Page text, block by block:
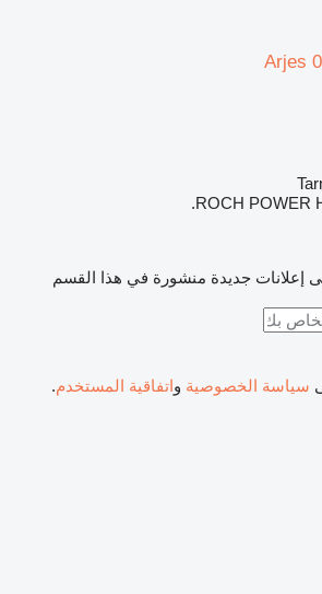
ROCH POWER
إعلانات جديدة منشورة في هذا القسم
سياسة الخصوصية واتفاقية المستخدم.